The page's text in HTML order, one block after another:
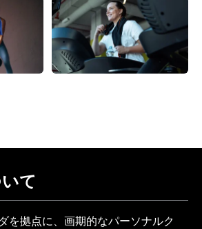
て
を拠点に、画期的なパーソナルク